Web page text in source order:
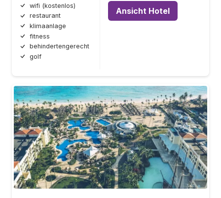
wifi (kostenlos)
restaurant
klimaanlage
fitness
behindertengerecht
golf
Ansicht Hotel